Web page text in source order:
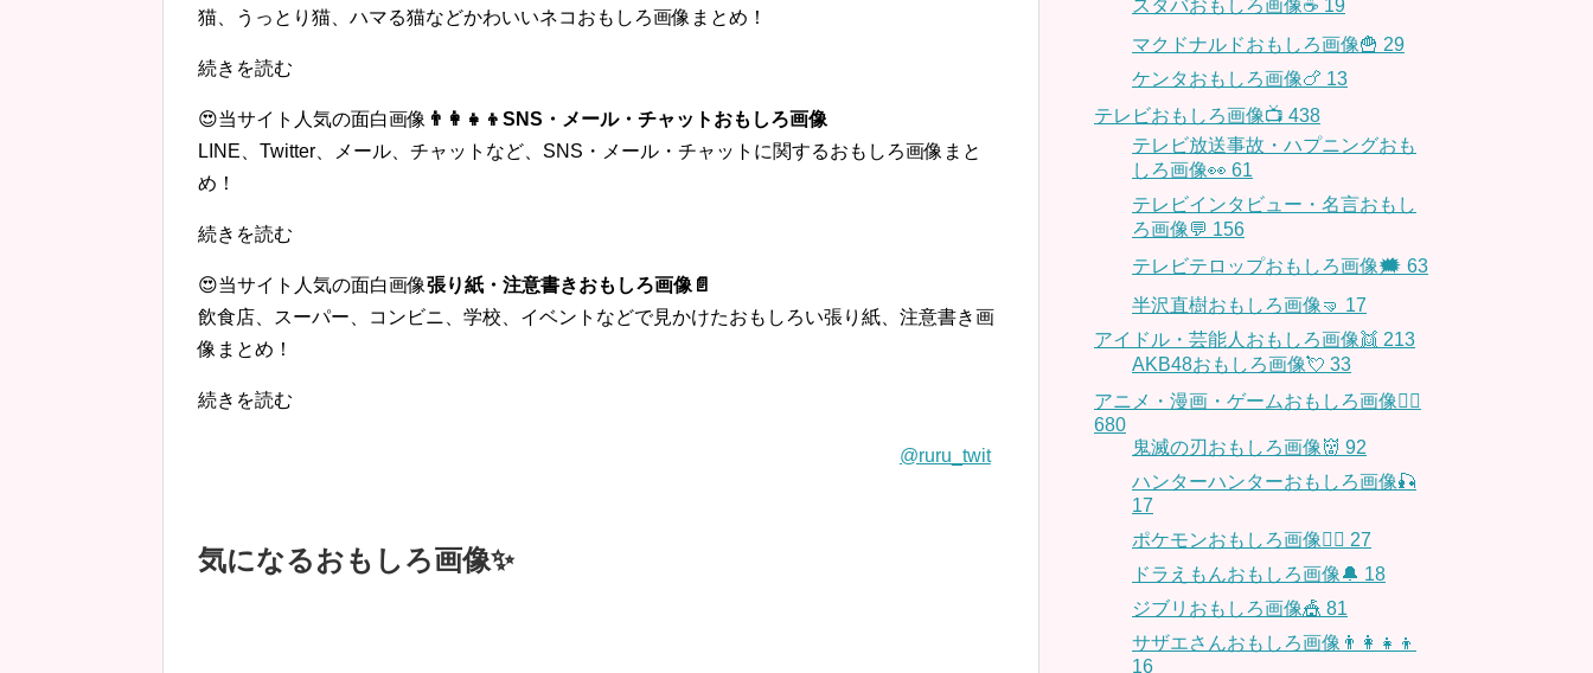
猫、うっとり猫、ハマる猫などかわいいネコおもしろ画像まとめ！
続きを読む
😍当サイト人気の面白画像 👨‍👩‍👧‍👦SNS・メール・チャットおもしろ画像
LINE、Twitter、メール、チャットなど、SNS・メール・チャットに関するおもしろ画像まと
め！
続きを読む
😍当サイト人気の面白画像張り紙・注意書きおもしろ画像📄
飲食店、スーパー、コンビニ、学校、イベントなどで見かけたおもしろい張り紙、注意書き画
像まとめ！
続きを読む
@ruru_twit
気になるおもしろ画像✨
スタバおもしろ画像☕️ 19
マクドナルドおもしろ画像🍟 29
ケンタおもしろ画像🍗 13
テレビおもしろ画像📺 438
テレビ放送事故・ハプニングおも
しろ画像👀 61
テレビインタビュー・名言おもし
ろ画像💬 156
テレビテロップおもしろ画像🗯 63
半沢直樹おもしろ画像🤜 17
アイドル・芸能人おもしろ画像👯 213
AKB48おもしろ画像💘 33
アニメ・漫画・ゲームおもしろ画像🧚‍♀️
680
鬼滅の刃おもしろ画像👹 92
ハンターハンターおもしろ画像🎣
17
ポケモンおもしろ画像🤹‍♂️ 27
ドラえもんおもしろ画像🔔 18
ジブリおもしろ画像🎪 81
サザエさんおもしろ画像👨‍👩‍👧‍👦
16